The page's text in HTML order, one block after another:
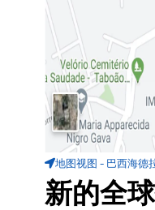
地图视图 - 巴西海德
新的全